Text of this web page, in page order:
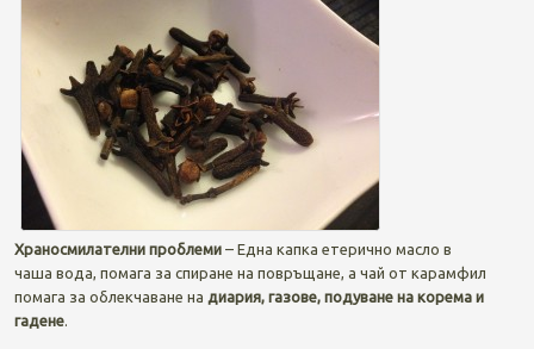
Храносмилателни проблеми– Една капка етерично масло в
чаша вода, помага за спиране на повръщане, а чай от карамфил
помага за облекчаване на диария, газове, подуване на корема и
гадене.